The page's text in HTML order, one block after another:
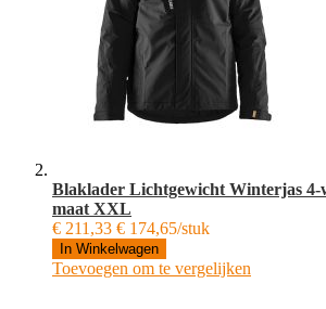
Blaklader Lichtgewicht Winterjas 4-
maat XXL
€ 211,33 € 174,65/stuk
In Winkelwagen
Toevoegen om te vergelijken